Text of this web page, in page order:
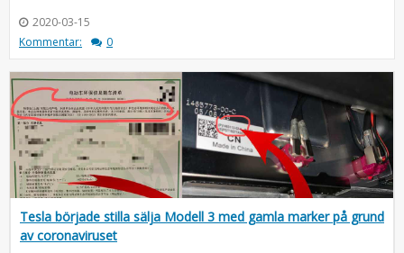
2020-03-15
Kommentar:
0
Tesla började stilla sälja Modell 3 med gamla marker på grund
av coronaviruset